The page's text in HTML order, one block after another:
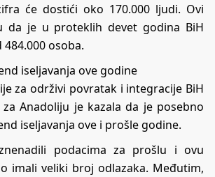
će dostići oko 170.000 ljudi. Ovi
da je u proteklih devet godina BiH
osoba.
iseljavanja ove godine
za održivi povratak i integracije BiH
Anadoliju je kazala da je posebno
iseljavanja ove i prošle godine.
podacima za prošlu i ovu
imali veliki broj odlazaka. Međutim,